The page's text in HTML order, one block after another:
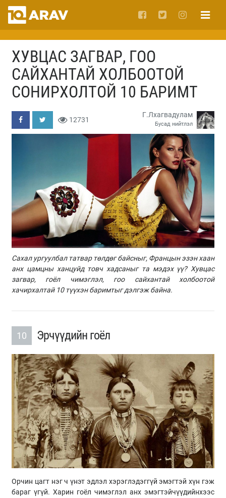
ХУВЦАС ЗАГВАР, ГОО
САЙХАНТАЙ ХОЛБООТОЙ
СОНИРХОЛТОЙ 10 БАРИМТ
12731
Г.Лхагвадулам
Бусад нийтлэл
Сахал ургуулбал татвар төлдөг байсныг, Францын эзэн хаан
анх цамцны ханцуйд товч хадсаныг та мэдэх үү? Хувцас
загвар, гоёл чимэглэл, гоо сайхантай холбоотой
хачирхалтай 10 түүхэн баримтыг дэлгэж байна.
10 Эрчүүдийн гоёл
Орчин цагт нэг ч үнэт эдлэл хэрэглэдэггүй эмэгтэй хүн гэж
бараг үгүй. Харин гоёл чимэглэл анх эмэгтэйчүүдийнхээс